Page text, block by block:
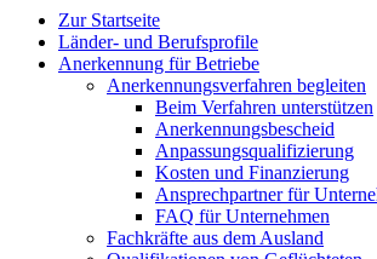
Zur Startseite
Länder- und Berufsprofile
Anerkennung für Betriebe
Anerkennungsverfahren begleiten
Beim Verfahren unterstützen
Anerkennungsbescheid
Anpassungsqualifizierung
Kosten und Finanzierung
Ansprechpartner für
FAQ für Unternehmen
Fachkräfte aus dem Ausland